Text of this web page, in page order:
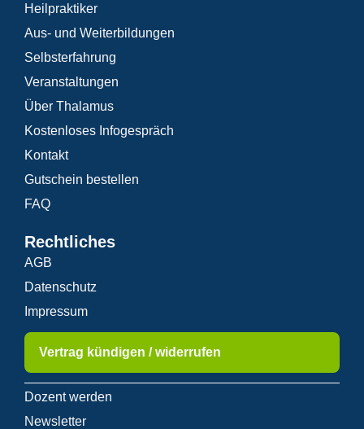
Heilpraktiker
Aus- und Weiterbildungen
Selbsterfahrung
Veranstaltungen
Über Thalamus
Kostenloses Infogespräch
Kontakt
Gutschein bestellen
FAQ
Rechtliches
AGB
Datenschutz
Impressum
Vertrag kündigen / widerrufen
Dozent werden
Newsletter